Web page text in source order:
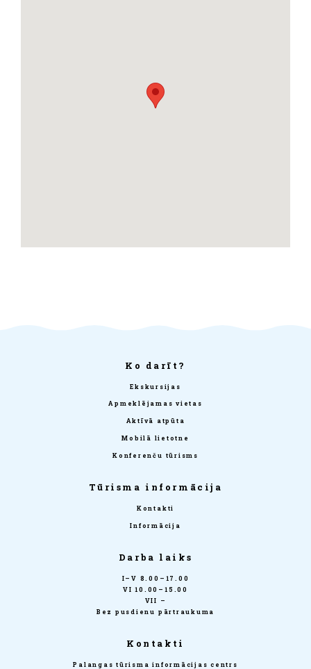
Ko darīt?
Ekskursijas
Apmeklējamas vietas
Aktīvā atpūta
Mobilā lietotne
Konferenču tūrisms
Tūrisma informācija
Kontakti
Informācija
Darba laiks
I–V 8.00–17.00
VI 10.00–15.00
VII –
Bez pusdienu pārtraukuma
Kontakti
Palangas tūrisma informācijas centrs